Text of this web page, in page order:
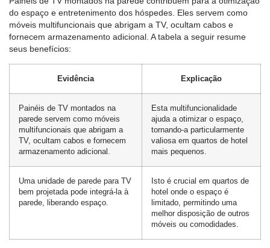
do espaço e entretenimento dos hóspedes. Eles servem como
móveis multifuncionais que abrigam a TV, ocultam cabos e
fornecem armazenamento adicional. A tabela a seguir resume
seus benefícios:
Evidência Explicação
Painéis de TV montados na
parede servem como móveis
multifuncionais que abrigam a
TV, ocultam cabos e fornecem
armazenamento adicional.
Esta multifuncionalidade
ajuda a otimizar o espaço,
tornando-a particularmente
valiosa em quartos de hotel
mais pequenos.
Uma unidade de parede para TV
bem projetada pode integrá-la à
parede, liberando espaço.
Isto é crucial em quartos de
hotel onde o espaço é
limitado, permitindo uma
melhor disposição de outros
móveis ou comodidades.